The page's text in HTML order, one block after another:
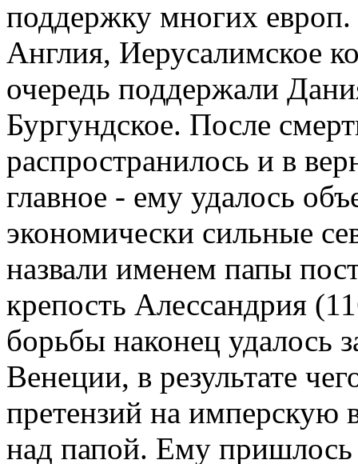
поддержку многих
Англия, Иерусалимское
очередь поддержали
Бургундское. После
распространилось и в
главное - ему удалось
экономически сильные
назвали именем папы
крепость Алессандрия
борьбы наконец удалось
Венеции, в результате
претензий на имперскую
над папой. Ему